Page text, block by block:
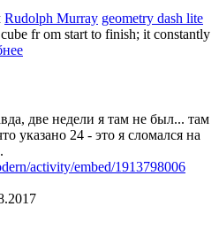
Rudolph Murray geometry dash lite
fr om start to finish; it constantly
две недели я там не был... там
указано 24 - это я сломался на
activity/embed/1913798006